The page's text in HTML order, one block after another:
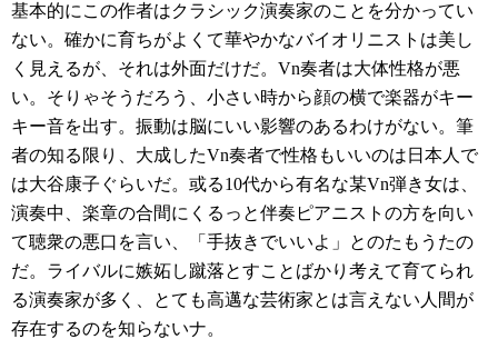
基本的にこの作者はクラシック演奏家のことを分かってい
ない。確かに育ちがよくて華やかなバイオリニストは美し
く見えるが、それは外面だけだ。Vn奏者は大体性格が悪
い。そりゃそうだろう、小さい時から顔の横で楽器がキー
キー音を出す。振動は脳にいい影響のあるわけがない。筆
者の知る限り、大成したVn奏者で性格もいいのは日本人で
は大谷康子ぐらいだ。或る10代から有名な某Vn弾き女は、
演奏中、楽章の合間にくるっと伴奏ピアニストの方を向い
て聴衆の悪口を言い、「手抜きでいいよ」とのたもうたの
だ。ライバルに嫉妬し蹴落とすことばかり考えて育てられ
る演奏家が多く、とても高邁な芸術家とは言えない人間が
存在するのを知らないナ。